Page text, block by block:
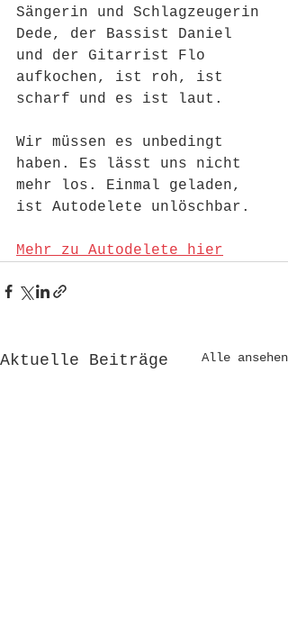
Sängerin und Schlagzeugerin
Dede, der Bassist Daniel
und der Gitarrist Flo
aufkochen, ist roh, ist
scharf und es ist laut.
Wir müssen es unbedingt
haben. Es lässt uns nicht
mehr los. Einmal geladen,
ist Autodelete unlöschbar.
Mehr zu Autodelete hier
Aktuelle Beiträge Alle ansehen